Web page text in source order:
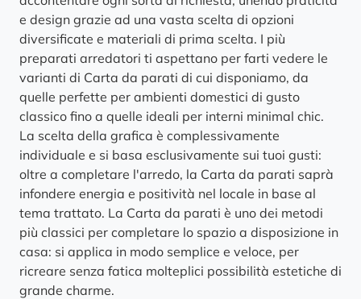
e design grazie ad una vasta scelta di opzioni
diversificate e materiali di prima scelta. I più
preparati arredatori ti aspettano per farti vedere le
varianti di Carta da parati di cui disponiamo, da
quelle perfette per ambienti domestici di gusto
classico fino a quelle ideali per interni minimal chic.
La scelta della grafica è complessivamente
individuale e si basa esclusivamente sui tuoi gusti:
oltre a completare l'arredo, la Carta da parati saprà
infondere energia e positività nel locale in base al
tema trattato. La Carta da parati è uno dei metodi
più classici per completare lo spazio a disposizione in
casa: si applica in modo semplice e veloce, per
ricreare senza fatica molteplici possibilità estetiche di
grande charme.